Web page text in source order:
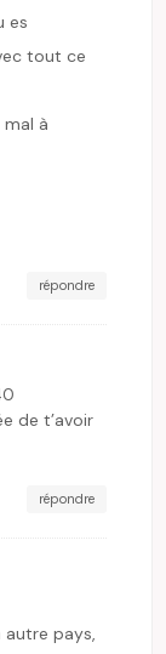
es
tout ce
mal à
répondre
de t’avoir
répondre
autre pays,